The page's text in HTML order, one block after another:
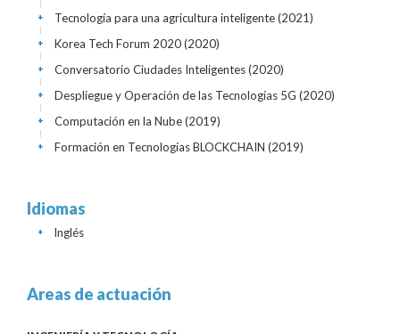
Tecnología para una agricultura inteligente(2021)
+
Korea Tech Forum 2020(2020)
+
Conversatorio Ciudades Inteligentes(2020)
+
Despliegue y Operación de las Tecnologías 5G (2020)
+
Computación en la Nube(2019)
+
Formación en Tecnologías BLOCKCHAIN (2019)
+
Idiomas
Inglés
+
Areas de actuación